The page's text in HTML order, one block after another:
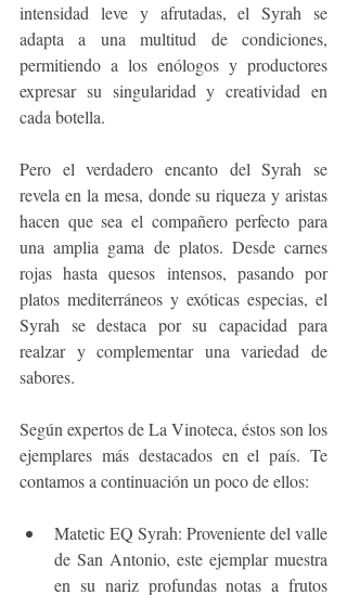
intensidad leve y afrutadas, el Syrah se
adapta a una multitud de condiciones,
permitiendo a los enólogos y productores
expresar su singularidad y creatividad en
cada botella.
Pero el verdadero encanto del Syrah se
revela en la mesa, donde su riqueza y aristas
hacen que sea el compañero perfecto para
una amplia gama de platos. Desde carnes
rojas hasta quesos intensos, pasando por
platos mediterráneos y exóticas especias, el
Syrah se destaca por su capacidad para
realzar y complementar una variedad de
sabores.
Según expertos de La Vinoteca, éstos son los
ejemplares más destacados en el país. Te
contamos a continuación un poco de ellos:
Matetic EQ Syrah: Proveniente del valle
de San Antonio, este ejemplar muestra
en su nariz profundas notas a frutos